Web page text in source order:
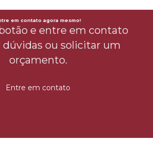
em contato agora mesmo!
e entre em contato
dúvidas ou solicitar um
orçamento.
Entre em contato